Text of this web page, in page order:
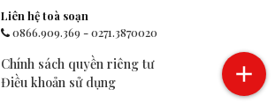
Liên hệ toà soạn
0866.909.369-0271.3870020
Chính sách quyền riêng tư
Điều khoản sử dụng